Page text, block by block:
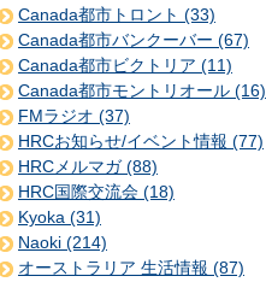
Canada都市トロント (33)
Canada都市バンクーバー (67)
Canada都市ビクトリア (11)
Canada都市モントリオール (16)
FMラジオ (37)
HRCお知らせ/イベント情報 (77)
HRCメルマガ (88)
HRC国際交流会 (18)
Kyoka (31)
Naoki (214)
オーストラリア 生活情報 (87)